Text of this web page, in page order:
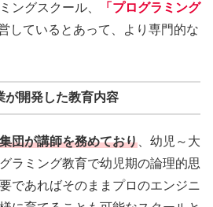
ングスクール、
「プログラミング
しているとあって、より専門的な
開発した教育内容
団が講師を務めており 、幼児～大
ラミング教育で幼児期の論理的思
であればそのままプロのエンジニ